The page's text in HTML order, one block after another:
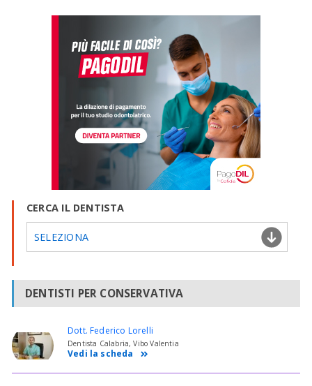
CERCA IL DENTISTA
SELEZIONA
DENTISTI PER CONSERVATIVA
Dott. Federico Lorelli
Dentista Calabria, Vibo Valentia
Vedi la scheda